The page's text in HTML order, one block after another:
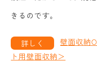
きるのです。
壁面収納
ト用壁面収納＞